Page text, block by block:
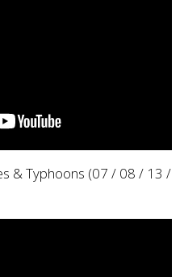
& Typhoons (07 / 08 / 13 /